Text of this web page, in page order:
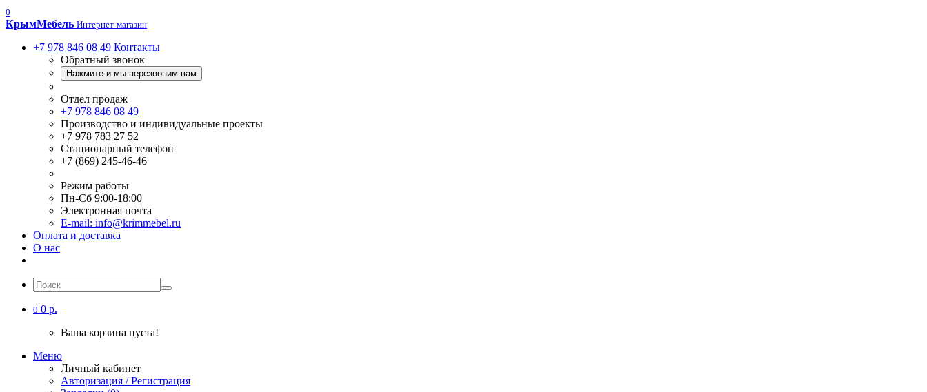
0
КрымМебель Интернет-магазин
+7 978 846 08 49 Контакты
Обратный звонок
Нажмите и мы перезвоним вам
Отдел продаж
+7 978 846 08 49
Производство и индивидуальные проекты
+7 978 783 27 52
Стационарный телефон
+7 (869) 245-46-46
Режим работы
Пн-Сб 9:00-18:00
Электронная почта
E-mail: info@krimmebel.ru
Оплата и доставка
О нас
0 0 р.
Ваша корзина пуста!
Меню
Личный кабинет
Авторизация / Регистрация